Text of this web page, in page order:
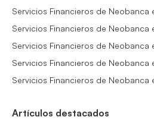
Servicios Financieros de Neobanca
Servicios Financieros de Neobanca
Servicios Financieros de Neobanca
Servicios Financieros de Neobanca
Servicios Financieros de Neobanca
Artículos destacados